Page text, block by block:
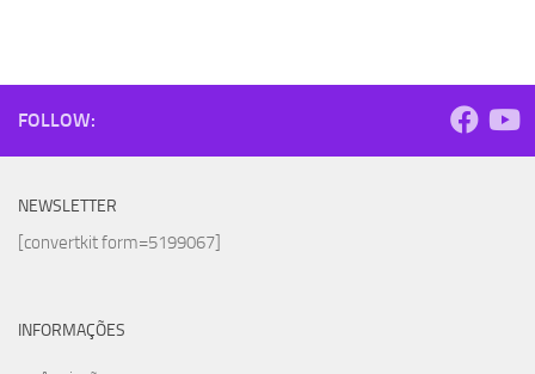
FOLLOW:
NEWSLETTER
[convertkit form=5199067]
INFORMAÇÕES